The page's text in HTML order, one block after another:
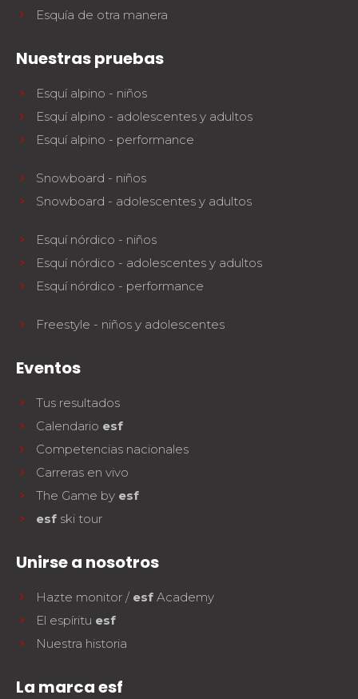
Esquía de otra manera
Nuestras pruebas
Esquí alpino - niños
Esquí alpino - adolescentes y adultos
Esquí alpino - performance
Snowboard - niños
Snowboard - adolescentes y adultos
Esquí nórdico - niños
Esquí nórdico - adolescentes y adultos
Esquí nórdico - performance
Freestyle - niños y adolescentes
Eventos
Tus resultados
Calendario esf
Competencias nacionales
Carreras en vivo
The Game by esf
esf ski tour
Unirse a nosotros
Hazte monitor / esf Academy
El espíritu esf
Nuestra historia
La marca esf